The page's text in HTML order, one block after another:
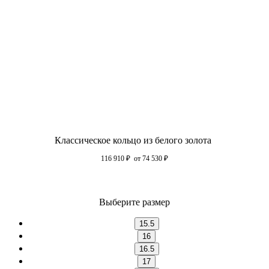
Классическое кольцо из белого золота
116 910 ₽ от 74 530 ₽
Выберите размер
15.5
16
16.5
17